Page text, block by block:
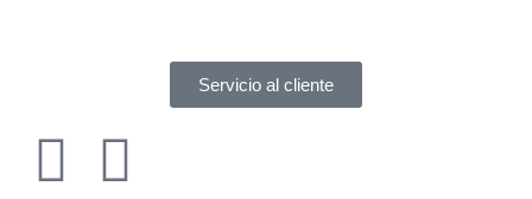
Servicio al cliente